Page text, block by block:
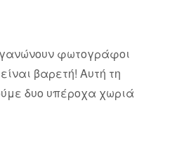
φωτογράφοι
βαρετή! Αυτή τη
δυο υπέροχα χωριά